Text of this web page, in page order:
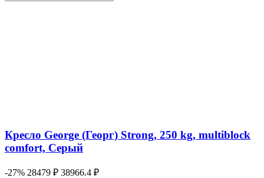
Кресло George (Георг) Strong, 250 kg, multiblock
comfort, Серый
-27% 28479 ₽ 38966.4 ₽